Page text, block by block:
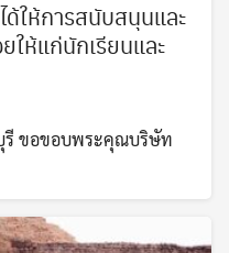
ให้การสนับสนุนและ
ให้แก่นักเรียนและ
บุรี ขอขอบพระคุณบริษัท